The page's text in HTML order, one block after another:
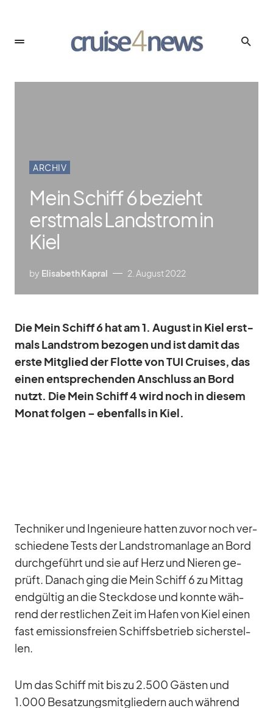
ARCHIV
Mein Schiff 6 bezieht
erstmals Landstrom in
Kiel
by Elisabeth Kapral 2. August 2022
Die Mein Schiff 6 hat am 1. Au­gust in Kiel erst­
mals Land­strom be­zo­gen und ist da­mit das
erste Mit­glied der Flotte von TUI Crui­ses, das
ei­nen ent­spre­chen­den An­schluss an Bord
nutzt. Die Mein Schiff 4 wird noch in die­sem
Mo­nat fol­gen – eben­falls in Kiel.
Tech­ni­ker und In­ge­nieure hat­ten zu­vor noch ver­
schie­dene Tests der Land­strom­an­lage an Bord
durch­ge­führt und sie auf Herz und Nie­ren ge­
prüft. Da­nach ging die Mein Schiff 6 zu Mit­tag
end­gül­tig an die Steck­dose und konnte wäh­
rend der rest­li­chen Zeit im Ha­fen von Kiel ei­nen
fast emis­si­ons­freien Schiffs­be­trieb si­cher­stel­
len.
Um das Schiff mit bis zu 2.500 Gäs­ten und
1.000 Be­sat­zungs­mit­glie­dern auch wäh­rend